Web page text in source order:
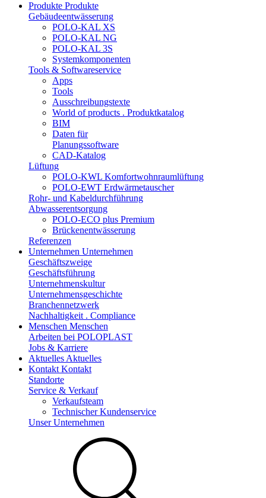
Produkte Produkte
Gebäudeentwässerung
POLO-KAL XS
POLO-KAL NG
POLO-KAL 3S
Systemkomponenten
Tools & Softwareservice
Apps
Tools
Ausschreibungstexte
World of products . Produktkatalog
BIM
Daten für
Planungssoftware
CAD-Katalog
Lüftung
POLO-KWL Komfortwohnraumlüftung
POLO-EWT Erdwärmetauscher
Rohr- und Kabeldurchführung
Abwasserentsorgung
POLO-ECO plus Premium
Brückenentwässerung
Referenzen
Unternehmen Unternehmen
Geschäftszweige
Geschäftsführung
Unternehmenskultur
Unternehmensgeschichte
Branchennetzwerk
Nachhaltigkeit . Compliance
Menschen Menschen
Arbeiten bei POLOPLAST
Jobs & Karriere
Aktuelles Aktuelles
Kontakt Kontakt
Standorte
Service & Verkauf
Verkaufsteam
Technischer Kundenservice
Unser Unternehmen